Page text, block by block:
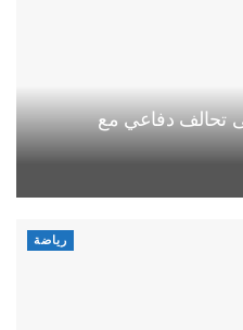
تحالف دفاعي مع
رياضة